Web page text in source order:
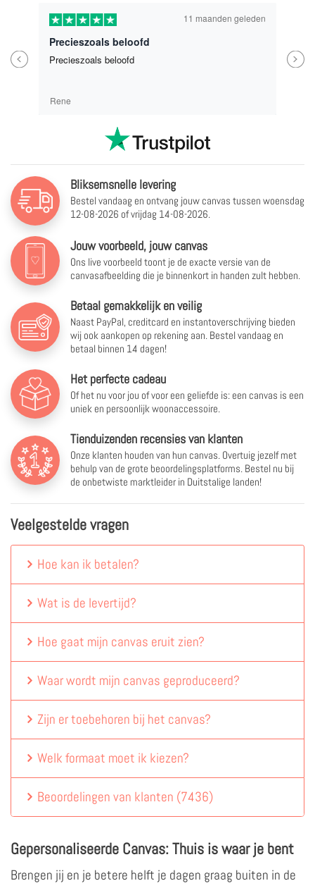
Previous
11 maanden geleden
Precieszoals beloofd
Precieszoals beloofd
Rene
Next
Bliksemsnelle levering
Bestel vandaag en ontvang jouw canvas tussen woensdag
12-08-2026 of vrijdag 14-08-2026.
Jouw voorbeeld, jouw canvas
Ons live voorbeeld toont je de exacte versie van de
canvasafbeelding die je binnenkort in handen zult hebben.
Betaal gemakkelijk en veilig
Naast PayPal, creditcard en instantoverschrijving bieden
wij ook aankopen op rekening aan. Bestel vandaag en
betaal binnen 14 dagen!
Het perfecte cadeau
Of het nu voor jou of voor een geliefde is: een canvas is een
uniek en persoonlijk woonaccessoire.
Tienduizenden recensies van klanten
Onze klanten houden van hun canvas. Overtuig jezelf met
behulp van de grote beoordelingsplatforms. Bestel nu bij
de onbetwiste marktleider in Duitstalige landen!
Veelgestelde vragen
Hoe kan ik betalen?
Wat is de levertijd?
Hoe gaat mijn canvas eruit zien?
Waar wordt mijn canvas geproduceerd?
Zijn er toebehoren bij het canvas?
Welk formaat moet ik kiezen?
Beoordelingen van klanten (7436)
Gepersonaliseerde Canvas: Thuis is waar je bent
Brengen jij en je betere helft je dagen graag buiten in de